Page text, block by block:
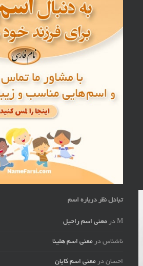
تبادل نظر درباره اسم
M درمعنی اسم راحیل
ناشناس درمعنی اسم هلینا
احسان درمعنی اسم کایان